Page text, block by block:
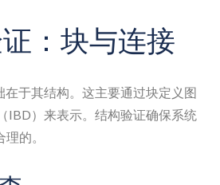
：块与连接
在于其结构。这主要通过块定义图
IBD）来表示。结构验证确保系统
的。